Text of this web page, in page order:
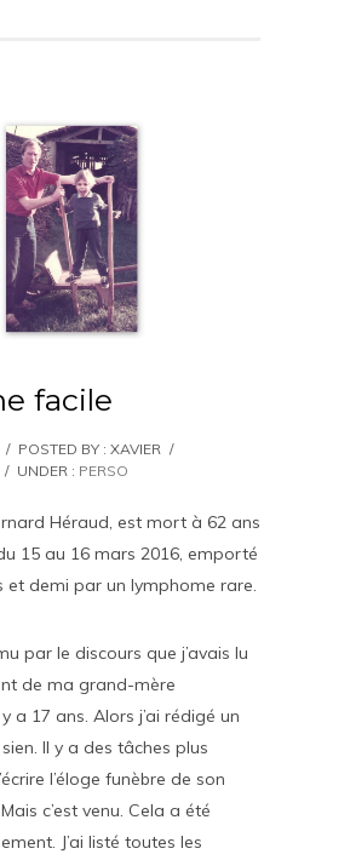
facile
/ POSTED BY : XAVIER /
/ UNDER : PERSO
Héraud, est mort à 62 ans
15 au 16 mars 2016, emporté
et demi par un lymphome rare.
par le discours que j’avais lu
de ma grand-mère
a 17 ans. Alors j’ai rédigé un
Il y a des tâches plus
l’éloge funèbre de son
c’est venu. Cela a été
J’ai listé toutes les